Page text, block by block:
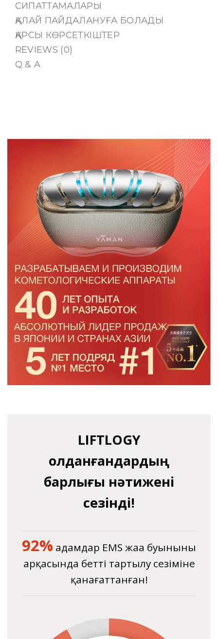
СИПАТТАМАЛАРЫ
ҚАЛАЙ ПАЙДАЛАНУҒА БОЛАДЫ
ҚАРСЫ КӨРСЕТКІШТЕР
REVIEWS (0)
Q & A
LIFTLOGY
қолданғандардың
барлығы нәтижені
сезінді!
92% адамдар EMS жаңа буынының
арқасында беттің тартылу сезіміне
қанағаттанған!